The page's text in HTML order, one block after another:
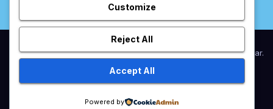
Proudly powered by WordPress|Theme:NewsupbyThemeansar.
HomeAnunciar / AssinaturasEstatuto EditorialFicha Técnica
Política de privacidadeUtilidades
Customize
Reject All
Accept All
Powered by